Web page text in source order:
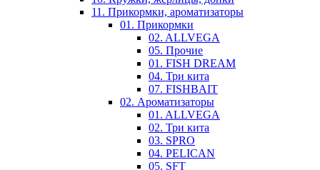
11. Прикормки, ароматизаторы
01. Прикормки
02. ALLVEGA
05. Прочие
01. FISH DREAM
04. Три кита
07. FISHBAIT
02. Ароматизаторы
01. ALLVEGA
02. Три кита
03. SPRO
04. PELICAN
05. SFT